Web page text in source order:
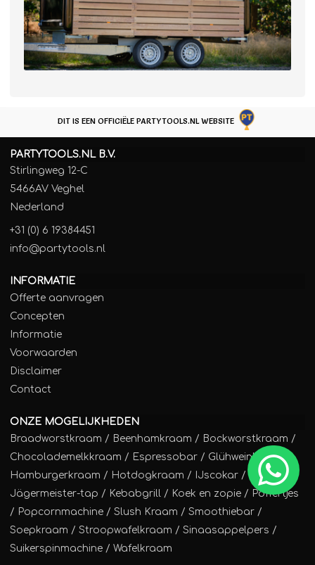
DIT IS EEN OFFICIËLE PARTYTOOLS.NL WEBSITE
PARTYTOOLS.NL B.V.
Stirlingweg 12-C
5466AV Veghel
Nederland
+31 (0) 6 19384451
info@partytools.nl
INFORMATIE
Offerte aanvragen
Concepten
Informatie
Voorwaarden
Disclaimer
Contact
ONZE MOGELIJKHEDEN
Braadworstkraam / Beenhamkraam / Bockworstkraam /
Chocolademelkkraam / Espressobar / Glühweinkraam /
Hamburgerkraam / Hotdogkraam / IJscokar /
Jägermeister-tap / Kebabgrill / Koek en zopie / Poffertjes
/ Popcornmachine / Slush Kraam / Smoothiebar /
Soepkraam / Stroopwafelkraam / Sinaasappelpers /
Suikerspinmachine / Wafelkraam